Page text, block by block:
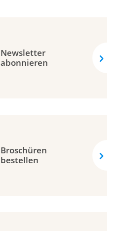
Newsletter
abonnieren
Broschüren
bestellen